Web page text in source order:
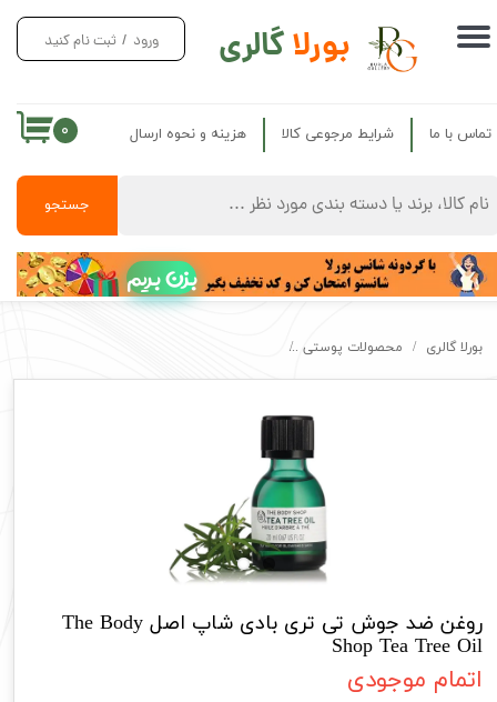
بورلاگالری
جستجو
ورود / ثبت نام کنید
حساب کاربری من
سفارشات
خروج از حساب کاربری
۰ تماس با ما شرایط مرجوعی کالا هزینه و نحوه ارسال
بزن بریم
بورلا گالری محصولات پوستی
روغن ضد جوش تی تری بادی شاپ اصل The Body
Shop Tea Tree Oil
اتمام موجودی